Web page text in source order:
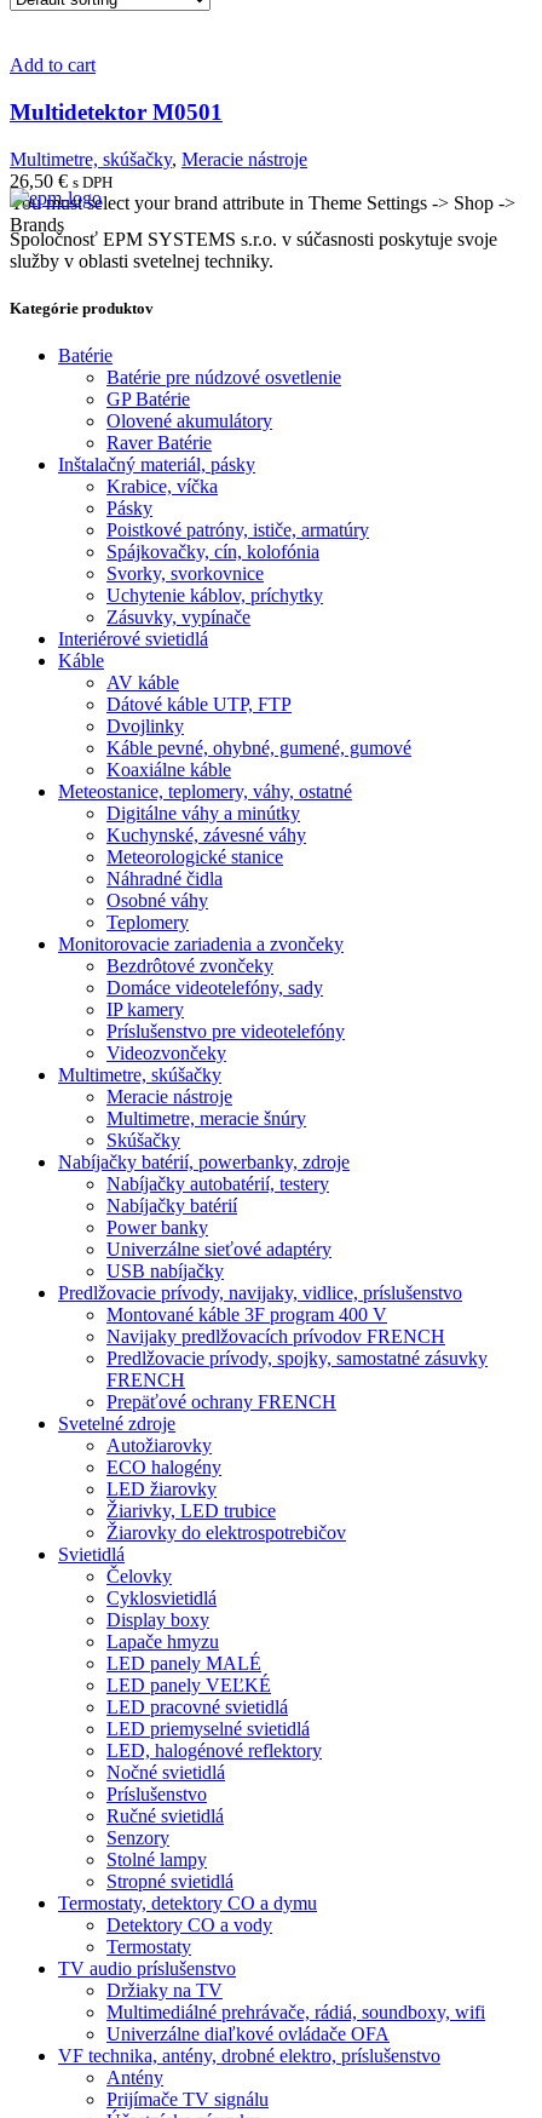
Add to cart
Multidetektor M0501
Multimetre, skúšačky, Meracie nástroje
26,50 € s DPH
You must select your brand attribute in Theme Settings -> Shop ->
Brands
Spoločnosť EPM SYSTEMS s.r.o. v súčasnosti poskytuje svoje
služby v oblasti svetelnej techniky.
Kategórie produktov
Batérie
Batérie pre núdzové osvetlenie
GP Batérie
Olovené akumulátory
Raver Batérie
Inštalačný materiál, pásky
Krabice, víčka
Pásky
Poistkové patróny, ističe, armatúry
Spájkovačky, cín, kolofónia
Svorky, svorkovnice
Uchytenie káblov, príchytky
Zásuvky, vypínače
Interiérové svietidlá
Káble
AV káble
Dátové káble UTP, FTP
Dvojlinky
Káble pevné, ohybné, gumené, gumové
Koaxiálne káble
Meteostanice, teplomery, váhy, ostatné
Digitálne váhy a minútky
Kuchynské, závesné váhy
Meteorologické stanice
Náhradné čidla
Osobné váhy
Teplomery
Monitorovacie zariadenia a zvončeky
Bezdrôtové zvončeky
Domáce videotelefóny, sady
IP kamery
Príslušenstvo pre videotelefóny
Videozvončeky
Multimetre, skúšačky
Meracie nástroje
Multimetre, meracie šnúry
Skúšačky
Nabíjačky batérií, powerbanky, zdroje
Nabíjačky autobatérií, testery
Nabíjačky batérií
Power banky
Univerzálne sieťové adaptéry
USB nabíjačky
Predlžovacie prívody, navijaky, vidlice, príslušenstvo
Montované káble 3F program 400 V
Navijaky predlžovacích prívodov FRENCH
Predlžovacie prívody, spojky, samostatné zásuvky
FRENCH
Prepäťové ochrany FRENCH
Svetelné zdroje
Autožiarovky
ECO halogény
LED žiarovky
Žiarivky, LED trubice
Žiarovky do elektrospotrebičov
Svietidlá
Čelovky
Cyklosvietidlá
Display boxy
Lapače hmyzu
LED panely MALÉ
LED panely VEĽKÉ
LED pracovné svietidlá
LED priemyselné svietidlá
LED, halogénové reflektory
Nočné svietidlá
Príslušenstvo
Ručné svietidlá
Senzory
Stolné lampy
Stropné svietidlá
Termostaty, detektory CO a dymu
Detektory CO a vody
Termostaty
TV audio príslušenstvo
Držiaky na TV
Multimediálné prehrávače, rádiá, soundboxy, wifi
Univerzálne diaľkové ovládače OFA
VF technika, antény, drobné elektro, príslušenstvo
Antény
Prijímače TV signálu